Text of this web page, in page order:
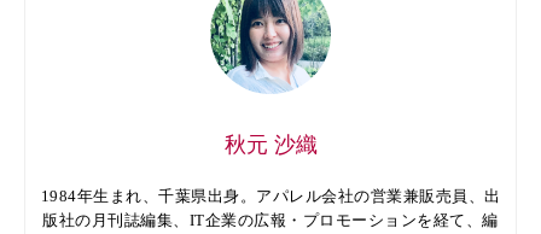
秋元 沙織
1984年生まれ、千葉県出身。アパレル会社の営業兼販売員、出
版社の月刊誌編集、IT企業の広報・プロモーションを経て、編